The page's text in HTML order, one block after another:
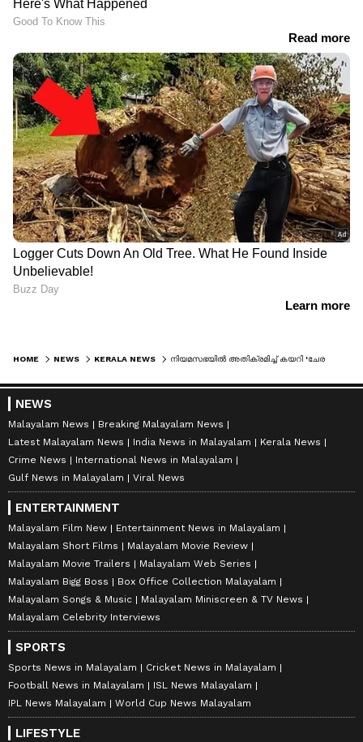
HOME NEWS KERALA NEWS
NEWS
Malayalam News
Breaking Malayalam News
Latest Malayalam News
India News in Malayalam
Kerala News
Crime News
International News in Malayalam
Gulf News in Malayalam
Viral News
ENTERTAINMENT
Malayalam Film New
Entertainment News in Malayalam
Malayalam Short Films
Malayalam Movie Review
Malayalam Movie Trailers
Malayalam Web Series
Malayalam Bigg Boss
Box Office Collection Malayalam
Malayalam Songs & Music
Malayalam Miniscreen & TV News
Malayalam Celebrity Interviews
SPORTS
Sports News in Malayalam
Cricket News in Malayalam
Football News in Malayalam
ISL News Malayalam
IPL News Malayalam
World Cup News Malayalam
LIFESTYLE